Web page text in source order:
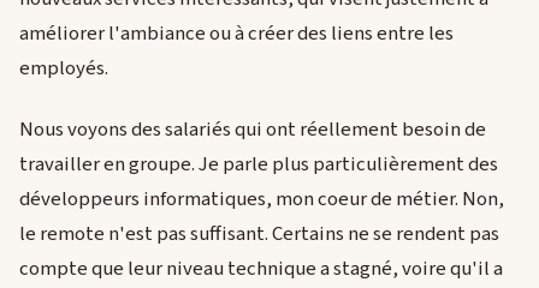
améliorer l'ambiance ou à créer des liens entre les
employés.
Nous voyons des salariés qui ont réellement besoin de
travailler en groupe. Je parle plus particulièrement des
développeurs informatiques, mon coeur de métier. Non,
le remote n'est pas suffisant. Certains ne se rendent pas
compte que leur niveau technique a stagné, voire qu'il a